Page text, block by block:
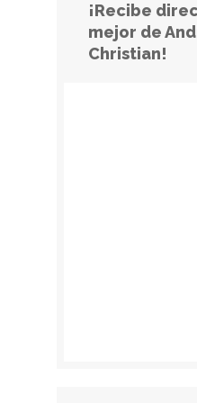
¡Recibe
mejor de
Christian!